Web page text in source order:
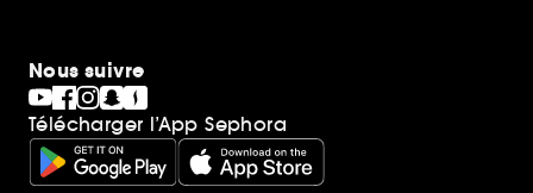
Nous suivre
Télécharger l’App Sephora